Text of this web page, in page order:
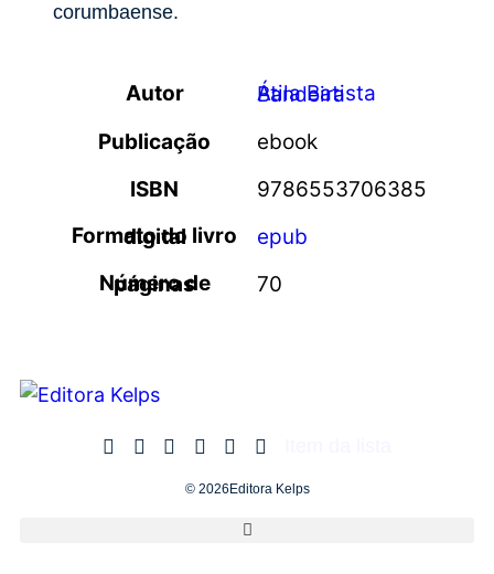
corumbaense.
Autor
Átila Batista Bandeira
Publicação
ebook
ISBN
9786553706385
Formato do livro digital
epub
Número de páginas
70
© 2026Editora Kelps